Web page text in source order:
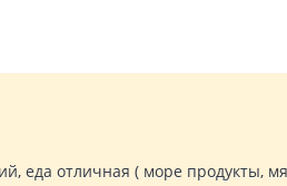
еда отличная ( море продукты,